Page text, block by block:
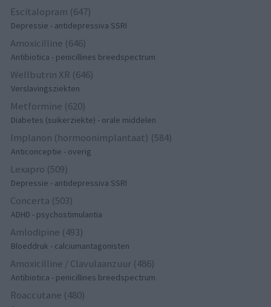
Escitalopram (647)
Depressie - antidepressiva SSRI
Amoxicilline (646)
Antibiotica - penicillines breedspectrum
Wellbutrin XR (646)
Verslavingsziekten
Metformine (620)
Diabetes (suikerziekte) - orale middelen
Implanon (hormoonimplantaat) (584)
Anticonceptie - overig
Lexapro (509)
Depressie - antidepressiva SSRI
Concerta (503)
ADHD - psychostimulantia
Amlodipine (493)
Bloeddruk - calciumantagonisten
Amoxicilline / Clavulaanzuur (486)
Antibiotica - penicillines breedspectrum
Roaccutane (480)